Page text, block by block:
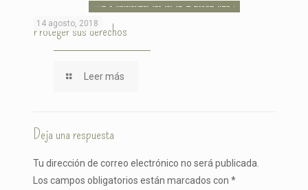
14 agosto, 2018
Proteger sus derechos
Leer más
Deja una respuesta
Tu dirección de correo electrónico no será publicada.
Los campos obligatorios están marcados con *